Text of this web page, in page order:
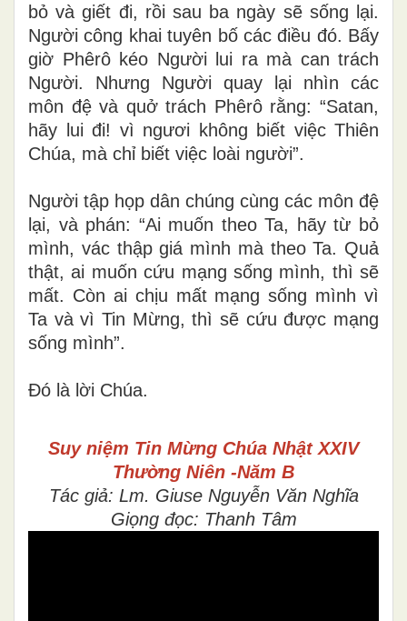
bỏ và giết đi, rồi sau ba ngày sẽ sống lại.
Người công khai tuyên bố các điều đó. Bấy
giờ Phêrô kéo Người lui ra mà can trách
Người. Nhưng Người quay lại nhìn các
môn đệ và quở trách Phêrô rằng: “Satan,
hãy lui đi! vì ngươi không biết việc Thiên
Chúa, mà chỉ biết việc loài người”.
Người tập họp dân chúng cùng các môn đệ
lại, và phán: “Ai muốn theo Ta, hãy từ bỏ
mình, vác thập giá mình mà theo Ta. Quả
thật, ai muốn cứu mạng sống mình, thì sẽ
mất. Còn ai chịu mất mạng sống mình vì
Ta và vì Tin Mừng, thì sẽ cứu được mạng
sống mình”.
Ðó là lời Chúa.
Suy niệm Tin Mừng Chúa Nhật XXIV
Thường Niên -Năm B
Tác giả: Lm. Giuse Nguyễn Văn Nghĩa
Giọng đọc: Thanh Tâm